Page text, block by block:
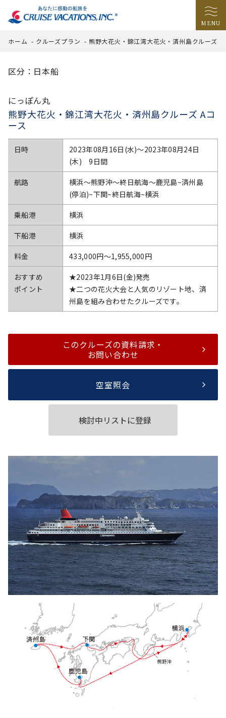
MENU
ホーム - クルーズプラン - 熊野大花火・錦江湾大花火・済州島クルーズ A
区分：日本船
にっぽん丸
熊野大花火・錦江湾大花火・済州島クルーズ Aコ
ース
日時
2023年08月16日(水)〜2023年08月24日
(木) 9日間
航路
横浜～熊野沖～終日航海～鹿児島~済州島
(停泊)~下関~終日航海~横浜
乗船港 横浜
下船港 横浜
料金 433,000円〜1,955,000円
おすすめ
ポイント
★2023年1月6日(金)発売
★二つの花火大会と人気のリゾート地、済
州島を組み合わせたクルーズです。
このクルーズの資料請求・
お問い合わせ
空室照会
検討中リストに登録